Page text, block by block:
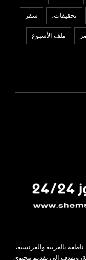
تحقيقات، سفر
ملف الأسبوع
بالعربية والفرنسية،
وتهدف إلى تقديم محتوى